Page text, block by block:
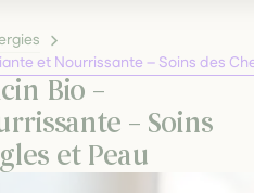
et Nourrissante – Soins des
Bio –
– Soins
et Peau